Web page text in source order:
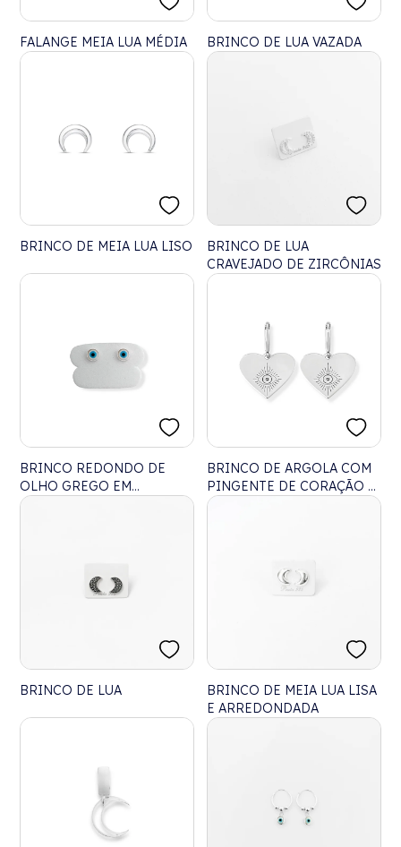
FALANGE MEIA LUA MÉDIA BRINCO DE LUA VAZADA
BRINCO DE MEIA LUA LISO
BRINCO DE LUA
CRAVEJADO DE ZIRCÔNIAS
BRINCO REDONDO DE
OLHO GREGO EM
MADREPÉROLA PEQUENO
BRINCO DE ARGOLA COM
PINGENTE DE CORAÇÃO E
OLHO
BRINCO DE LUA
BRINCO DE MEIA LUA LISA
E ARREDONDADA